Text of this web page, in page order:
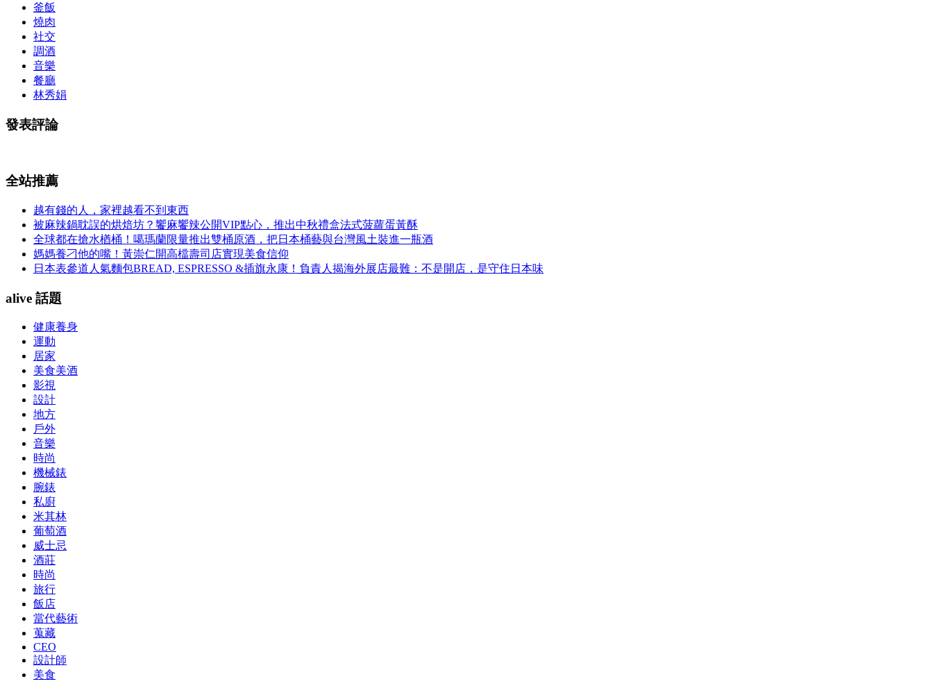
釜飯
燒肉
社交
調酒
音樂
餐廳
林秀娟
發表評論
全站推薦
越有錢的人，家裡越看不到東西
被麻辣鍋耽誤的烘焙坊？饗麻饗辣公開VIP點心，推出中秋禮盒法式菠蘿蛋黃酥
全球都在搶水楢桶！噶瑪蘭限量推出雙桶原酒，把日本桶藝與台灣風土裝進一瓶酒
媽媽養刁他的嘴！黃崇仁開高檔壽司店實現美食信仰
日本表參道人氣麵包BREAD, ESPRESSO &插旗永康！負責人揭海外展店最難：不是開店，是守住日本味
alive 話題
健康養身
運動
居家
美食美酒
影視
設計
地方
戶外
音樂
時尚
機械錶
腕錶
私廚
米其林
葡萄酒
威士忌
酒莊
時尚
旅行
飯店
當代藝術
蒐藏
CEO
設計師
美食